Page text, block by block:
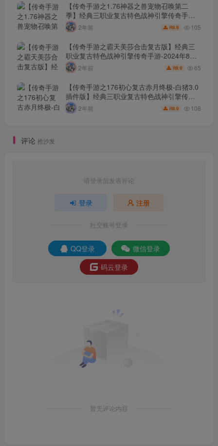
【传奇手游之1.76神器之兽宠物召唤第二
季】经典三职业复古特色战神引擎传奇手
游-2024年8月7日最新打包Win服务端源码视
频架设教程-新版GM多功能网页授权物品后
台-GM直冲网页后台-安卓苹果IOS双端版
本！
2年前 R9.9 105
【传奇手游之霸天美莎合击复古版】经典三
职业复古特色战神引擎传奇手游-2024年8月7
日最新打包Win服务端源码视频架设教程-新
版GM多功能网页授权物品后台-GM直冲网页
后台-安卓苹果IOS双端版本！
2年前 R9.9 65
【传奇手游之176初心复古赤月终极-白猪3.0
插件版】经典三职业复古特色战神引擎传奇
手游-2024年8月6日最新打包Win服务端源码
视频架设教程-新版GM多功能网页授权物品
2年前 R9.9 108
评论 抢沙发
请登录后发表评论
登录 注册
社交账号登录
QQ登录
微信登录
码云登录
暂无评论内容